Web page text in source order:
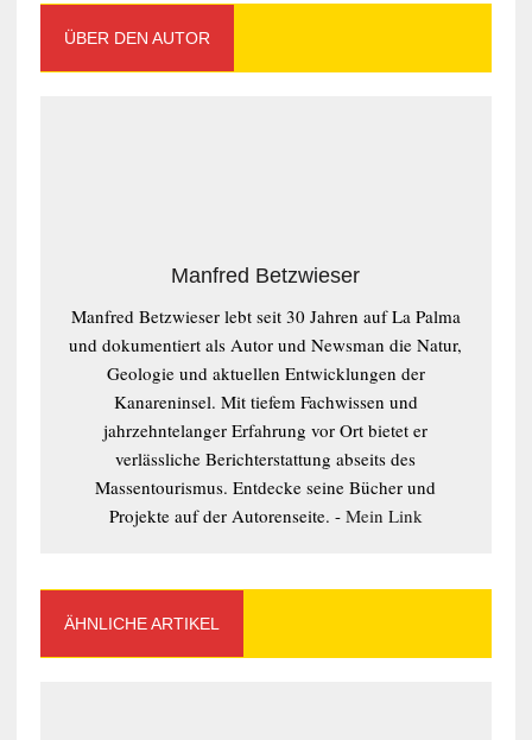
ÜBER DEN AUTOR
Manfred Betzwieser
Manfred Betzwieser lebt seit 30 Jahren auf La Palma
und dokumentiert als Autor und Newsman die Natur,
Geologie und aktuellen Entwicklungen der
Kanareninsel. Mit tiefem Fachwissen und
jahrzehntelanger Erfahrung vor Ort bietet er
verlässliche Berichterstattung abseits des
Massentourismus. Entdecke seine Bücher und
Projekte auf der Autorenseite. - Mein Link
ÄHNLICHE ARTIKEL